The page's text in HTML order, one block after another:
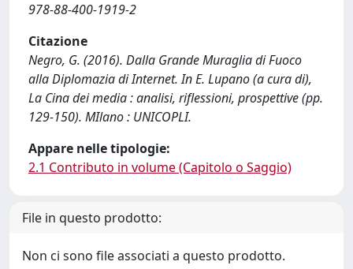
978-88-400-1919-2
Citazione
Negro, G. (2016). Dalla Grande Muraglia di Fuoco
alla Diplomazia di Internet. In E. Lupano (a cura di),
La Cina dei media : analisi, riflessioni, prospettive (pp.
129-150). MIlano : UNICOPLI.
Appare nelle tipologie:
2.1 Contributo in volume (Capitolo o Saggio)
File in questo prodotto:
Non ci sono file associati a questo prodotto.